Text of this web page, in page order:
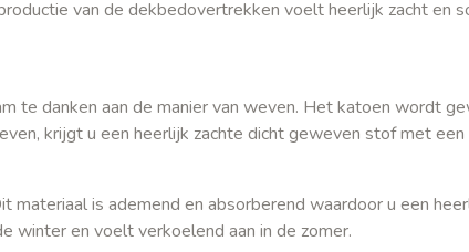
van de dekbedovertrekken voelt heerlijk zacht en
te danken aan de manier van weven. Het katoen wordt
krijgt u een heerlijk zachte dicht geweven stof met een
materiaal is ademend en absorberend waardoor u een
winter en voelt verkoelend aan in de zomer.